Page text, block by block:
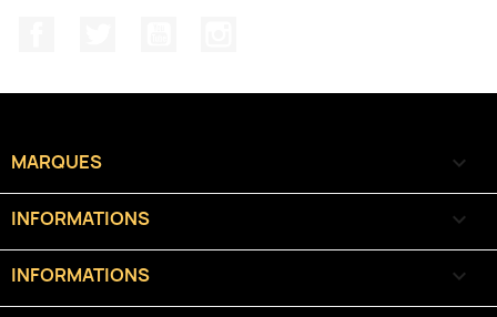
MARQUES 
INFORMATIONS 
INFORMATIONS keyboard_arrow_down